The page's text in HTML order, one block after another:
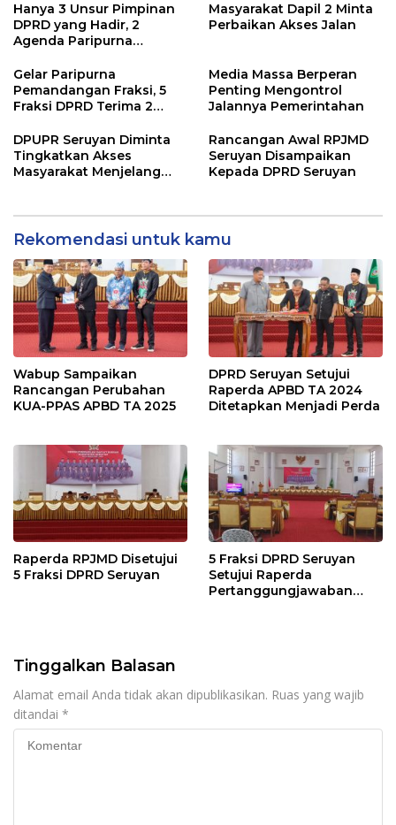
2024
Hanya 3 Unsur Pimpinan
DPRD yang Hadir, 2
Agenda Paripurna
Masyarakat Dapil 2 Minta
Perbaikan Akses Jalan
Gelar Paripurna
Pemandangan Fraksi, 5
Fraksi DPRD Terima 2
Media Massa Berperan
Penting Mengontrol
Jalannya Pemerintahan
DPUPR Seruyan Diminta
Tingkatkan Akses
Masyarakat Menjelang
Rancangan Awal RPJMD
Seruyan Disampaikan
Kepada DPRD Seruyan
Rekomendasi untuk kamu
Wabup Sampaikan
Rancangan Perubahan
KUA-PPAS APBD TA 2025
DPRD Seruyan Setujui
Raperda APBD TA 2024
Ditetapkan Menjadi Perda
Raperda RPJMD Disetujui
5 Fraksi DPRD Seruyan
5 Fraksi DPRD Seruyan
Setujui Raperda
Pertanggungjawaban
Tinggalkan Balasan
Alamat email Anda tidak akan dipublikasikan. Ruas yang wajib
ditandai *